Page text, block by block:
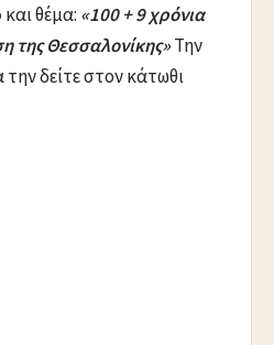
και θέμα: «100 + 9 χρόνια
της Θεσσαλονίκης»Την
δείτε στον κάτωθι